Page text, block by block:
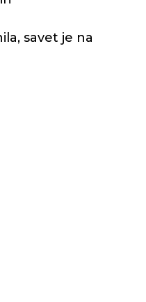
savet je na